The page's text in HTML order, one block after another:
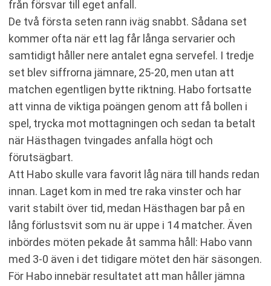
från försvar till eget anfall.
De två första seten rann iväg snabbt. Sådana set
kommer ofta när ett lag får långa servarier och
samtidigt håller nere antalet egna servefel. I tredje
set blev siffrorna jämnare, 25-20, men utan att
matchen egentligen bytte riktning. Habo fortsatte
att vinna de viktiga poängen genom att få bollen i
spel, trycka mot mottagningen och sedan ta betalt
när Hästhagen tvingades anfalla högt och
förutsägbart.
Att Habo skulle vara favorit låg nära till hands redan
innan. Laget kom in med tre raka vinster och har
varit stabilt över tid, medan Hästhagen bar på en
lång förlustsvit som nu är uppe i 14 matcher. Även
inbördes möten pekade åt samma håll: Habo vann
med 3-0 även i det tidigare mötet den här säsongen.
För Habo innebär resultatet att man håller jämna